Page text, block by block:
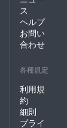
ス
ヘルプ
お問い
合わせ
各種規定
利用規
約
細則
プライ